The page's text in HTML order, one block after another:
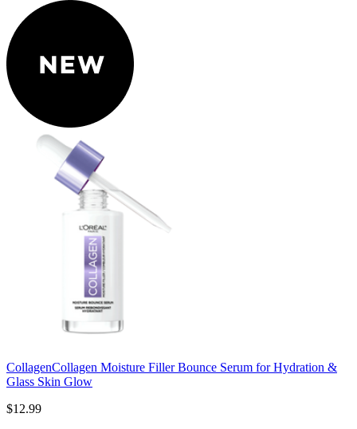
CollagenCollagen Moisture Filler Bounce Serum for Hydration &
Glass Skin Glow
$12.99